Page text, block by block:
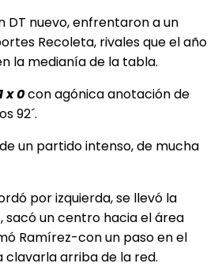
DT nuevo, enfrentaron a un
Recoleta, rivalesque el año
la medianía de la tabla.
1 x 0con agónica anotación de
92´.
un partido intenso, de mucha
por izquierda, se llevó la
sacó un centro hacia el área
Ramírez-con un paso en el
arriba de la red.